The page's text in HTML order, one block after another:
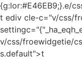
{g:lor:#E46EB9;}.e/
t ediv cle-c="v/css/
v/css/froewidgetie/
s.default">t